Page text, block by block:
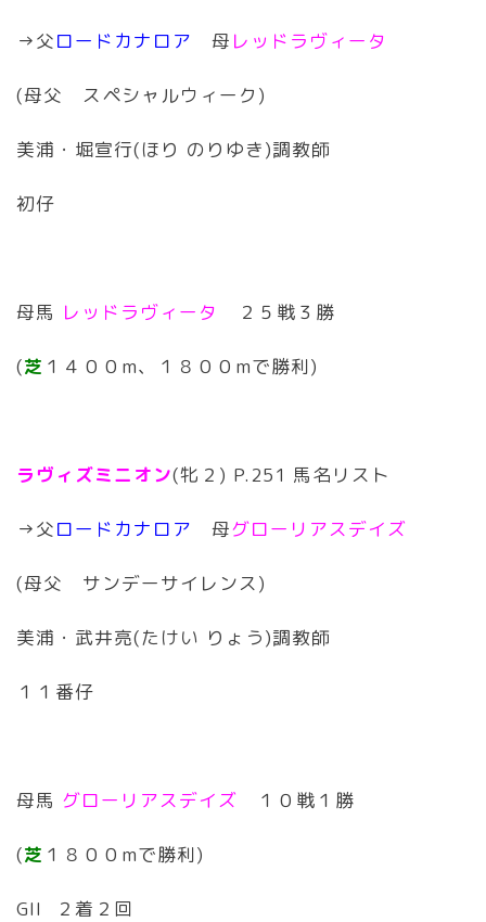
→父ロードカナロア 母 レッドラヴィータ
(母父 スペシャルウィーク)
美浦・堀宣行(ほり のりゆき)調教師
初仔
母馬 レッドラヴィータ ２５戦３勝
(芝 １４００m、１８００mで勝利)
ラヴィズミニオン(牝２) P.251 馬名リスト
→父ロードカナロア 母グローリアスデイズ
(母父 サンデーサイレンス)
美浦・武井亮(たけい りょう)調教師
１１番仔
母馬 グローリアスデイズ １０戦１勝
(芝 １８００mで勝利)
GII ２着２回